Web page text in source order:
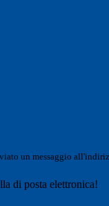
un messaggio
di posta elettronica!